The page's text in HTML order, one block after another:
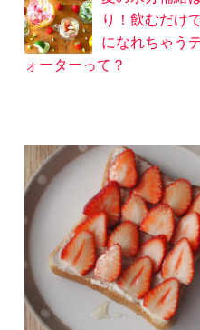
り！飲むだけ
になれちゃう
ォーターって？